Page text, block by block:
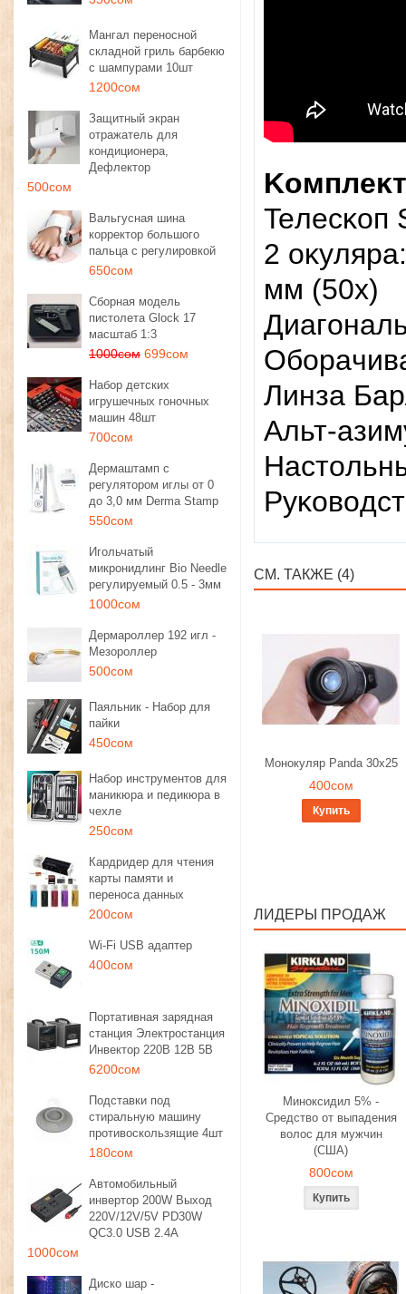
Мангал переносной
складной гриль барбекю
с шампурами 10шт
1200сом
Защитный экран
отражатель для
кондиционера,
Дефлектор
500сом
Вальгусная шина
корректор большого
пальца с регулировкой
650сом
Сборная модель
пистолета Glock 17
масштаб 1:3
1000сом 699сом
Набор детских
игрушечных гоночных
машин 48шт
700сом
Дермаштамп с
регулятором иглы от 0
до 3,0 мм Derma Stamp
550сом
Игольчатый
микронидлинг Bio Needle
регулируемый 0.5 - 3мм
1000сом
Дермароллер 192 игл -
Мезороллер
500сом
Паяльник - Набор для
пайки
450сом
Набор инструментов для
маникюра и педикюра в
чехле
250сом
Кардридер для чтения
карты памяти и
переноса данных
200сом
Wi-Fi USB адаптер
400сом
Портативная зарядная
станция Электростанция
Инвектор 220В 12В 5В
6200сом
Подставки под
стиральную машину
противоскользящие 4шт
180сом
Автомобильный
инвертор 200W Выход
220V/12V/5V PD30W
QC3.0 USB 2.4A
1000сом
Диско шар -
Teлecĸoп
2
мм (50x)
Линзa
Aльт-
СМ. ТАКЖЕ (4)
Монокуляр Panda 30x25
400сом
Купить
ЛИДЕРЫ ПРОДАЖ
Миноксидил 5% -
Средство от выпадения
волос для мужчин
(США)
800сом